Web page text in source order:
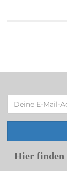
Hier finden